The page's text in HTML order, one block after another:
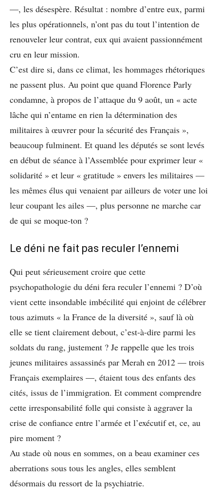
—, les désespère. Résultat : nombre d’entre eux, parmi
les plus opérationnels, n’ont pas du tout l’intention de
renouveler leur contrat, eux qui avaient passionnément
cru en leur mission.
C’est dire si, dans ce climat, les hommages rhétoriques
ne passent plus. Au point que quand Florence Parly
condamne, à propos de l’attaque du 9 août, un « acte
lâche qui n’entame en rien la détermination des
militaires à œuvrer pour la sécurité des Français »,
beaucoup fulminent. Et quand les députés se sont levés
en début de séance à l’Assemblée pour exprimer leur «
solidarité » et leur « gratitude » envers les militaires —
les mêmes élus qui venaient par ailleurs de voter une loi
leur coupant les ailes —, plus personne ne marche car
de qui se moque-ton ?
Le déni ne fait pas reculer l’ennemi
Qui peut sérieusement croire que cette
psychopathologie du déni fera reculer l’ennemi ? D’où
vient cette insondable imbécilité qui enjoint de célébrer
tous azimuts « la France de la diversité », sauf là où
elle se tient clairement debout, c’est-à-dire parmi les
soldats du rang, justement ? Je rappelle que les trois
jeunes militaires assassinés par Merah en 2012 — trois
Français exemplaires —, étaient tous des enfants des
cités, issus de l’immigration. Et comment comprendre
cette irresponsabilité folle qui consiste à aggraver la
crise de confiance entre l’armée et l’exécutif et, ce, au
pire moment ?
Au stade où nous en sommes, on a beau examiner ces
aberrations sous tous les angles, elles semblent
désormais du ressort de la psychiatrie.